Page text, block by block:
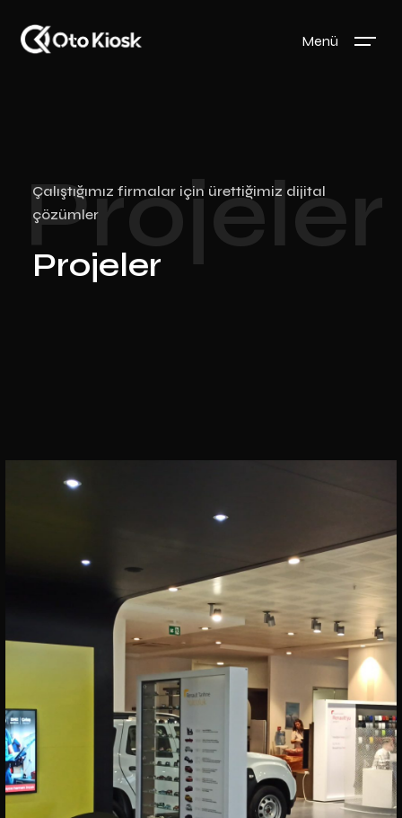
Menü
Çalıştığımız firmalar için ürettiğimiz dijital
çözümler
Projeler
Projeler